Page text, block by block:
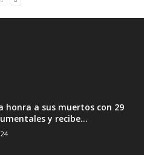
honra a sus muertos con 29
y recibe...